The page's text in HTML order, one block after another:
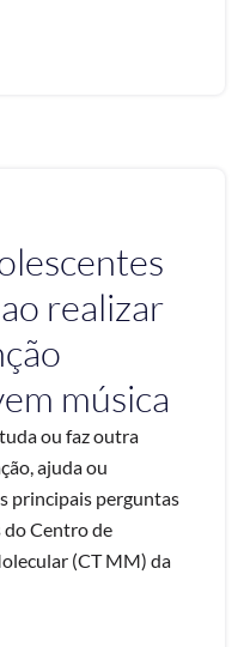
realizar
música
ou faz outra
ajuda ou
principais perguntas
do Centro de
(CT MM) da